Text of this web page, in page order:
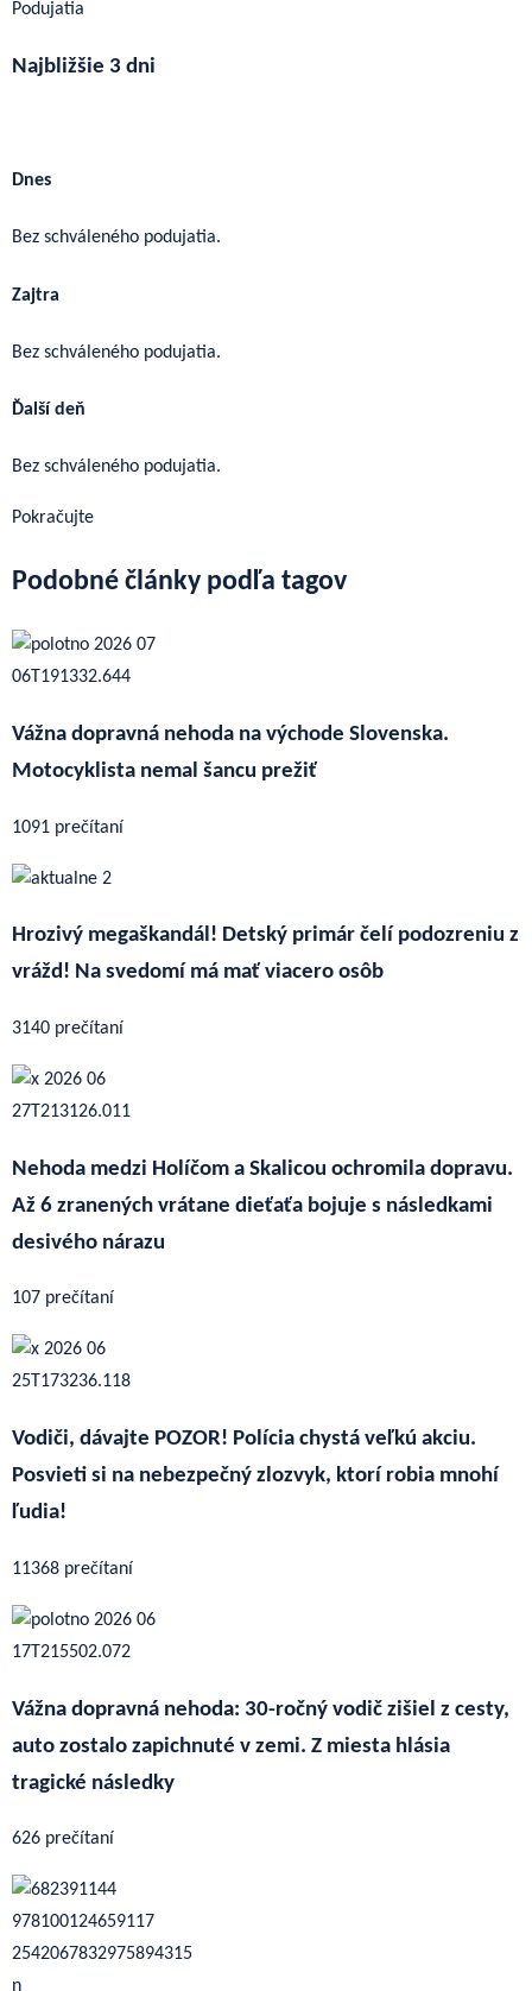
Podujatia
Najbližšie 3 dni
Dnes
Bez schváleného podujatia.
Zajtra
Bez schváleného podujatia.
Ďalší deň
Bez schváleného podujatia.
Pokračujte
Podobné články podľa tagov
Vážna dopravná nehoda na východe Slovenska.
Motocyklista nemal šancu prežiť
1091 prečítaní
Hrozivý megaškandál! Detský primár čelí podozreniu z
vrážd! Na svedomí má mať viacero osôb
3140 prečítaní
Nehoda medzi Holíčom a Skalicou ochromila dopravu.
Až 6 zranených vrátane dieťaťa bojuje s následkami
desivého nárazu
107 prečítaní
Vodiči, dávajte POZOR! Polícia chystá veľkú akciu.
Posvieti si na nebezpečný zlozvyk, ktorí robia mnohí
ľudia!
11368 prečítaní
Vážna dopravná nehoda: 30-ročný vodič zišiel z cesty,
auto zostalo zapichnuté v zemi. Z miesta hlásia
tragické následky
626 prečítaní